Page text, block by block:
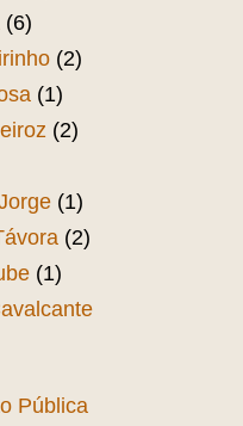
(6)
(2)
(1)
(2)
(1)
(2)
(1)
Pública